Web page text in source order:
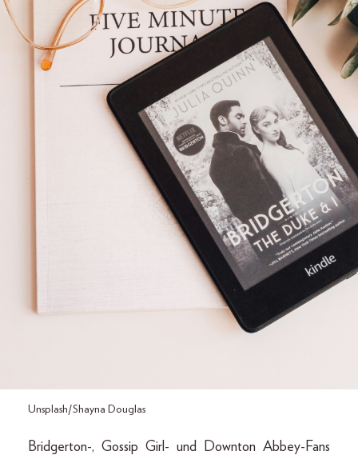
Unsplash/Shayna Douglas
Bridgerton-, Gossip Girl- und Downton Abbey-Fans